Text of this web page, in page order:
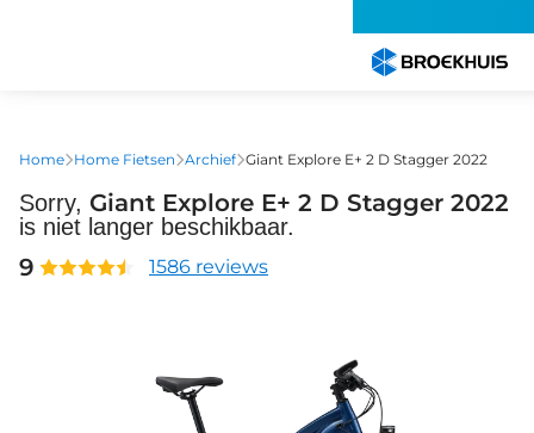
gaan
Home Home Fietsen Archief Giant Explore E+ 2 D Stagger 2022
Sorry, Giant Explore E+ 2 D Stagger 2022
is niet langer beschikbaar.
9 1586 reviews